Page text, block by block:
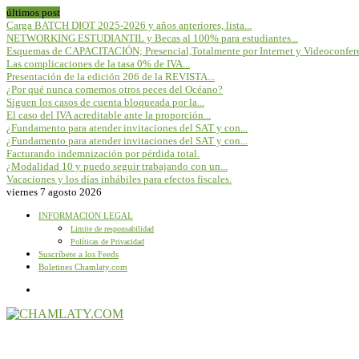
últimos post
Carga BATCH DIOT 2025-2026 y años anteriores, lista...
NETWORKING ESTUDIANTIL y Becas al 100% para estudiantes...
Esquemas de CAPACITACIÓN; Presencial,Totalmente por Internet y
Las complicaciones de la tasa 0% de IVA...
Presentación de la edición 206 de la REVISTA...
¿Por qué nunca comemos otros peces del Océano?
Siguen los casos de cuenta bloqueada por la...
El caso del IVA acreditable ante la proporción...
¿Fundamento para atender invitaciones del SAT y con...
¿Fundamento para atender invitaciones del SAT y con...
Facturando indemnización por pérdida total.
¿Modalidad 10 y puedo seguir trabajando con un...
Vacaciones y los días inhábiles para efectos fiscales.
viernes 7 agosto 2026
INFORMACION LEGAL
Limite de responsabilidad
Políticas de Privacidad
Suscríbete a los Feeds
Boletines Chamlaty.com